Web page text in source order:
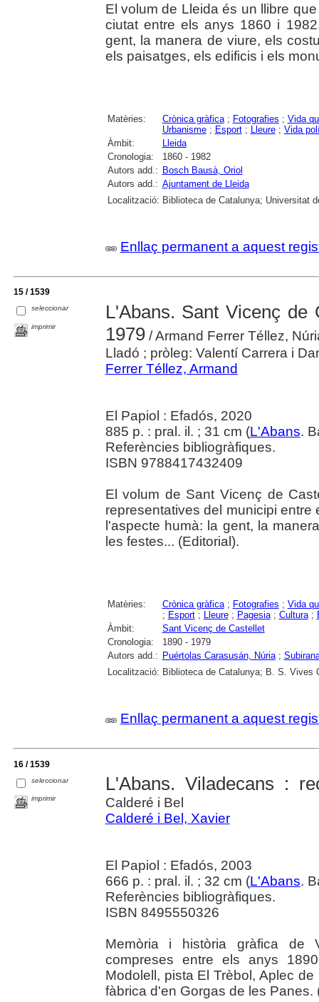
El volum de Lleida és un llibre
ciutat entre els anys 1860 i
gent, la manera de viure, els
els paisatges, els edificis i els
Matèries: Crònica gràfica; Fotografies ; Vida
Urbanisme; Esport; Lleure; Vida
Àmbit:
Lleida
Cronologia:
1860 - 1982
Autors add.: Bosch Bausà, Oriol
Autors add.: Ajuntament de Lleida
Localització: Biblioteca de Catalunya; Universitat
Enllaç permanent a aquest
15 / 1539
seleccionar
imprimir
L'Abans. Sant Vicenç
1979/ Armand Ferrer Téllez,
Lladó ; pròleg: Valentí Carrera i
Ferrer Téllez, Armand
El Papiol : Efadós, 2020
885 p. : pral. il. ; 31 cm (L'Abans.
Referències bibliogràfiques.
ISBN 9788417432409
El volum de Sant Vicenç de
representatives del municipi
l'aspecte humà: la gent, la
les festes... (Editorial).
Matèries: Crònica gràfica; Fotografies ; Vida
; Esport; Lleure; Pagesia; Cultura;
Àmbit:
Sant Vicenç de Castellet
Cronologia:
1890 - 1979
Autors add.: Puértolas Carasusán, Núria;
Localització: Biblioteca de Catalunya; B. S. Vives
Enllaç permanent a aquest
16 / 1539
seleccionar
imprimir
L'Abans. Viladecans :
Calderé i Bel
Calderé i Bel, Xavier
El Papiol : Efadós, 2003
666 p. : pral. il. ; 32 cm (L'Abans.
Referències bibliogràfiques.
ISBN 8495550326
Memòria i història gràfica de
compreses entre els anys
Modolell, pista El Trèbol, Aplec
fàbrica d'en Gorgas de les Panes.